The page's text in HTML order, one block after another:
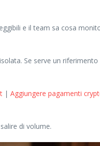
e il team sa cosa
Se serve un
| Aggiungere pagamenti
di volume.